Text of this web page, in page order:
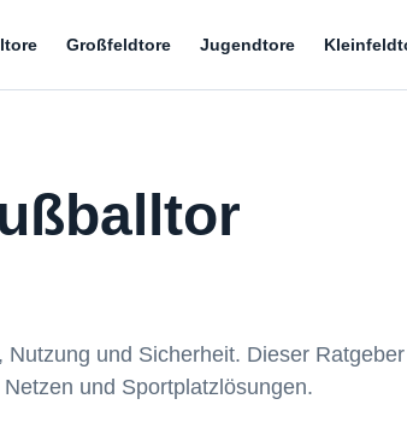
Großfeldtore Jugendtore
und Sicherheit. Dieser
und Sportplatzlösungen.